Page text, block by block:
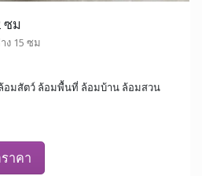
ซม
ง 15 ซม
อมสัตว์ ล้อมพื้นที่ ล้อมบ้าน ล้อมสวน
าคา